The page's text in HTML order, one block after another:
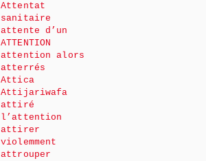
Attentat
sanitaire
attente d’un
ATTENTION
attention alors
atterrés
Attica
Attijariwafa
attiré
l’attention
attirer
violemment
attrouper